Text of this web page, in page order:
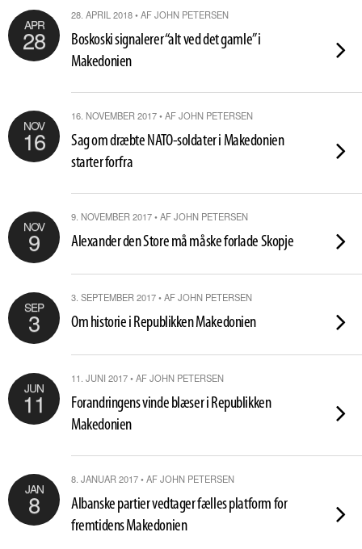
APR
28
28. APRIL 2018 • AF JOHN PETERSEN
Boskoski signalerer “alt ved det gamle” i
Makedonien
NOV
16
16. NOVEMBER 2017 • AF JOHN PETERSEN
Sag om dræbte NATO-soldater i Makedonien
starter forfra
NOV
9
9. NOVEMBER 2017 • AF JOHN PETERSEN
Alexander den Store må måske forlade Skopje
SEP
3
3. SEPTEMBER 2017 • AF JOHN PETERSEN
Om historie i Republikken Makedonien
JUN
11
11. JUNI 2017 • AF JOHN PETERSEN
Forandringens vinde blæser i Republikken
Makedonien
JAN
8
8. JANUAR 2017 • AF JOHN PETERSEN
Albanske partier vedtager fælles platform for
fremtidens Makedonien